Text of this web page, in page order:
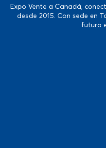
Expo Vente a Canadá,
desde 2015. Con sede en
futuro